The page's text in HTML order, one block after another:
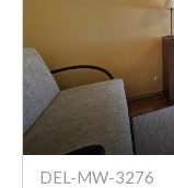
DEL-MW-3276